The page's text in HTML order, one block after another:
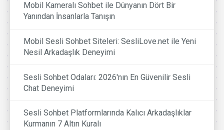
Mobil Kameralı Sohbet ile Dünyanın Dört Bir
Yanından İnsanlarla Tanışın
Mobil Sesli Sohbet Siteleri: SesliLove.net ile Yeni
Nesil Arkadaşlık Deneyimi
Sesli Sohbet Odaları: 2026'nın En Güvenilir Sesli
Chat Deneyimi
Sesli Sohbet Platformlarında Kalıcı Arkadaşlıklar
Kurmanın 7 Altın Kuralı